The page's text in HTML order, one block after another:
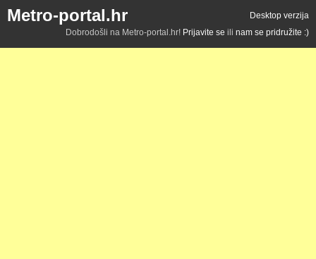
Metro-portal.hr
Desktop verzija
Dobrodošli na Metro-portal.hr! Prijavite se ili nam se pridružite :)